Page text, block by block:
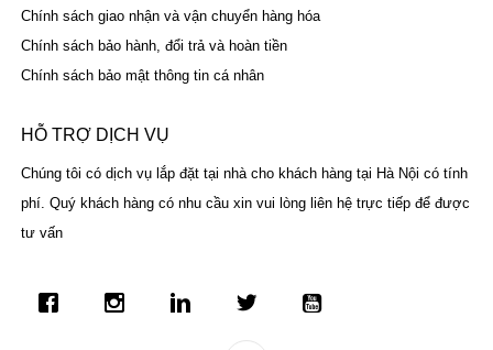
Chính sách giao nhận và vận chuyển hàng hóa
Chính sách bảo hành, đổi trả và hoàn tiền
Chính sách bảo mật thông tin cá nhân
HỖ TRỢ DỊCH VỤ
Chúng tôi có dịch vụ lắp đặt tại nhà cho khách hàng tại Hà Nội có tính
phí. Quý khách hàng có nhu cầu xin vui lòng liên hệ trực tiếp để được
tư vấn